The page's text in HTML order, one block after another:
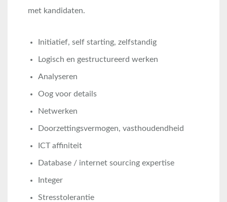
met kandidaten.
Initiatief, self starting, zelfstandig
Logisch en gestructureerd werken
Analyseren
Oog voor details
Netwerken
Doorzettingsvermogen, vasthoudendheid
ICT affiniteit
Database / internet sourcing expertise
Integer
Stresstolerantie